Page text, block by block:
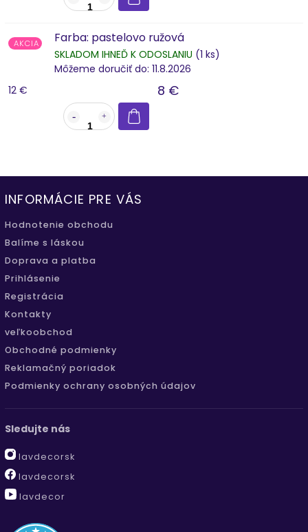
AKCIA Farba: pastelovo ružová
SKLADOM IHNEĎ K ODOSLANIU (1 ks)
Môžeme doručiť do: 11.8.2026
12 €
8 €
INFORMÁCIE PRE VÁS
Hodnotenie obchodu
Balíme s láskou
Doprava a platba
Prihlásenie
Registrácia
Kontakty
veľkoobchod
Obchodné podmienky
Reklamačný poriadok
Podmienky ochrany osobných údajov
Sledujte nás
lavdecorsk
lavdecorsk
lavdecor